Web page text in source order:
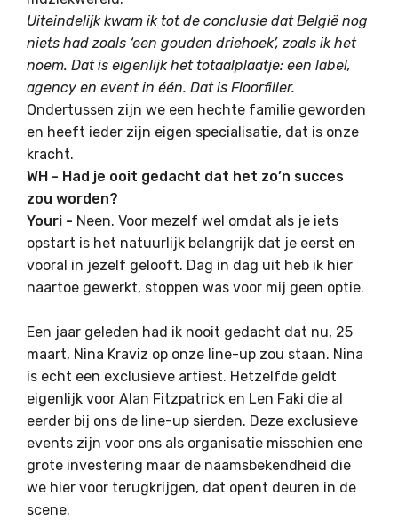
Uiteindelijk kwam ik tot de conclusie dat België nog
niets had zoals ‘een gouden driehoek’, zoals ik het
noem. Dat is eigenlijk het totaalplaatje: een label,
agency en event in één. Dat is Floorfiller.
Ondertussen zijn we een hechte familie geworden
en heeft ieder zijn eigen specialisatie, dat is onze
kracht.
WH - Had je ooit gedacht dat het zo’n succes
zou worden?
Youri - Neen. Voor mezelf wel omdat als je iets
opstart is het natuurlijk belangrijk dat je eerst en
vooral in jezelf gelooft. Dag in dag uit heb ik hier
naartoe gewerkt, stoppen was voor mij geen optie.
Een jaar geleden had ik nooit gedacht dat nu, 25
maart, Nina Kraviz op onze line-up zou staan. Nina
is echt een exclusieve artiest. Hetzelfde geldt
eigenlijk voor Alan Fitzpatrick en Len Faki die al
eerder bij ons de line-up sierden. Deze exclusieve
events zijn voor ons als organisatie misschien ene
grote investering maar de naamsbekendheid die
we hier voor terugkrijgen, dat opent deuren in de
scene.